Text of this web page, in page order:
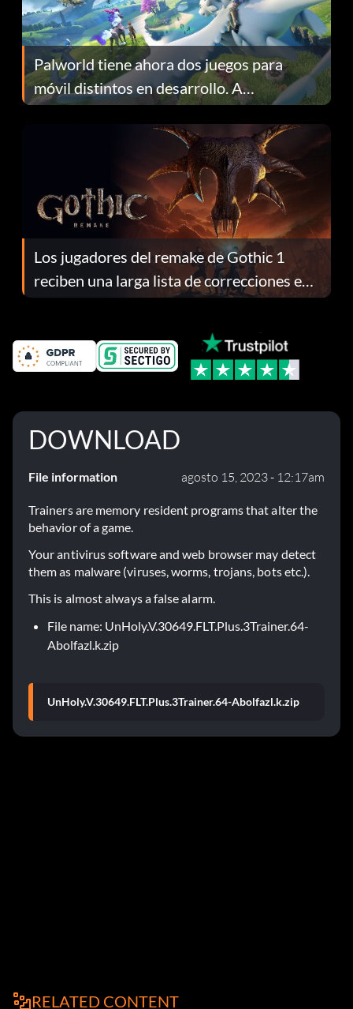
Palworld tiene ahora dos juegos para
móvil distintos en desarrollo. A
continuación te explicamos por qué.
Los jugadores del remake de Gothic 1
reciben una larga lista de correcciones en
el parche 1.0.4
DOWNLOAD
File information agosto 15, 2023 - 12:17am
Trainers are memory resident programs that alter the
behavior of a game.
Your antivirus software and web browser may detect
them as malware (viruses, worms, trojans, bots etc.).
This is almost always a false alarm.
File name: UnHoly.V.30649.FLT.Plus.3Trainer.64-
Abolfazl.k.zip
UnHoly.V.30649.FLT.Plus.3Trainer.64-Abolfazl.k.zip
RELATED CONTENT